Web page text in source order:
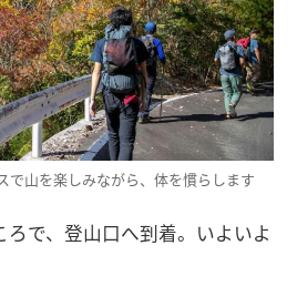
で山を楽しみながら、体を慣らします
ろで、登山口へ到着。いよいよ